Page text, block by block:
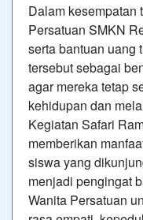
Dalam kesempatan
Persatuan SMKN
serta bantuan uang
tersebut sebagai
agar mereka tetap
kehidupan dan
Kegiatan Safari
memberikan
siswa yang
menjadi pengingat
Wanita Persatuan